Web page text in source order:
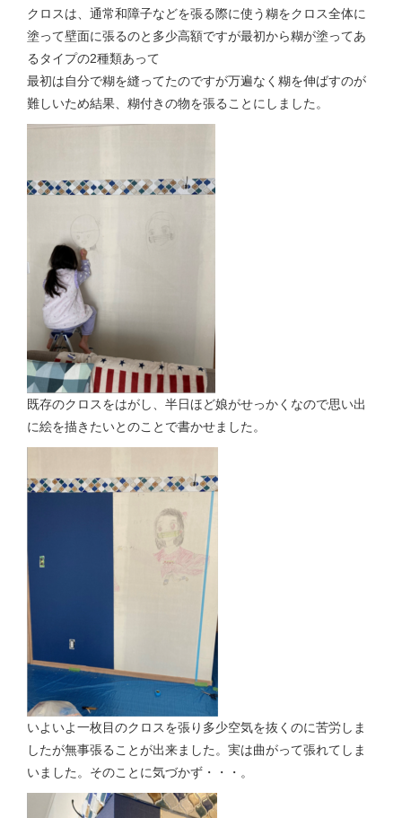
クロスは、通常和障子などを張る際に使う糊をクロス全体に
塗って壁面に張るのと多少高額ですが最初から糊が塗ってあ
るタイプの2種類あって
最初は自分で糊を縫ってたのですが万遍なく糊を伸ばすのが
難しいため結果、糊付きの物を張ることにしました。
既存のクロスをはがし、半日ほど娘がせっかくなので思い出
に絵を描きたいとのことで書かせました。
いよいよ一枚目のクロスを張り多少空気を抜くのに苦労しま
したが無事張ることが出来ました。実は曲がって張れてしま
いました。そのことに気づかず・・・。